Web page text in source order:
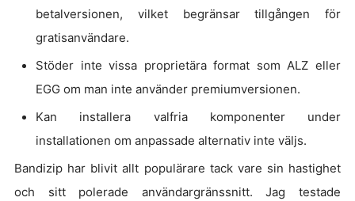
betalversionen, vilket begränsar tillgången för
gratisanvändare.
Stöder inte vissa proprietära format som ALZ eller
EGG om man inte använder premiumversionen.
Kan installera valfria komponenter under
installationen om anpassade alternativ inte väljs.
Bandizip har blivit allt populärare tack vare sin hastighet
och sitt polerade användargränssnitt. Jag testade